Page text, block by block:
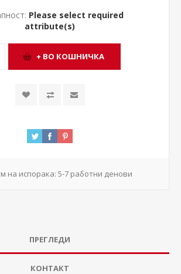
Please select required
attribute(s)
на испорака: 5-7 работни денови
ПРЕГЛЕДИ
КОНТАКТ